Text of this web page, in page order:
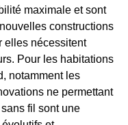
maximale et sont
constructions
elles nécessitent
Pour les habitations
notamment les
ne permettant
fil sont une